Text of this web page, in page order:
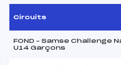
Circuits
FOND – Samse Challenge
U14 Garçons